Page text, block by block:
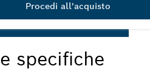
specifiche
Procedi all'acquisto